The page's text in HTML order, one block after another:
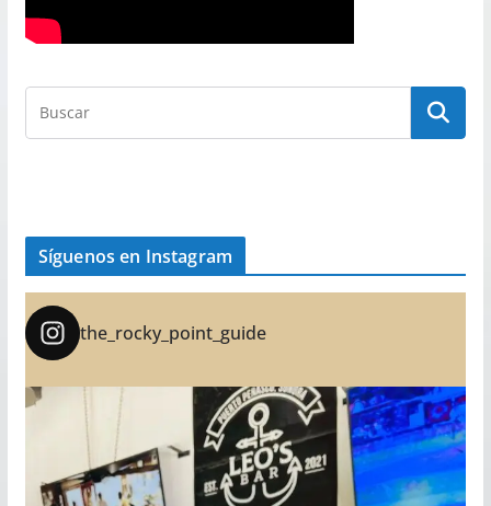
Síguenos en Instagram
the_rocky_point_guide